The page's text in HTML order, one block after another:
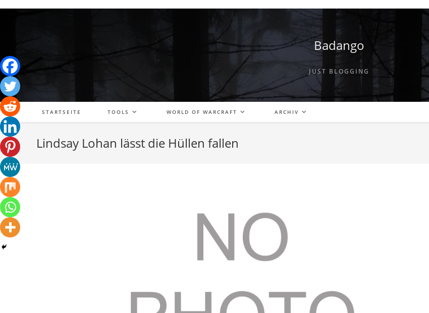
Badango
JUST BLOGGING
STARTSEITE TOOLS WORLD OF WARCRAFT ARCHIV
Lindsay Lohan lässt die Hüllen fallen